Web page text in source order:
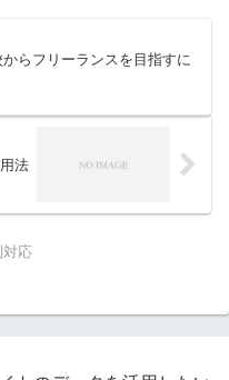
らフリーランスを目指すに
法
対応